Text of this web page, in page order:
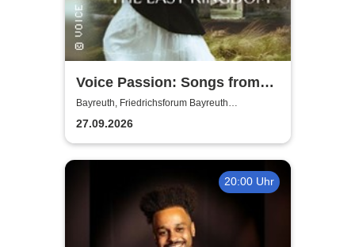
Voice Passion: Songs from
Outlander, Vikings & The Last
Kingdom
Bayreuth, Friedrichsforum Bayreuth
(Balkonsaal)
27.09.2026
20:00 Uhr